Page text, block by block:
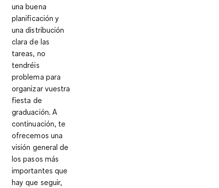
una buena
planificación y
una distribución
clara de las
tareas, no
tendréis
problema para
organizar vuestra
fiesta de
graduación. A
continuación, te
ofrecemos una
visión general de
los pasos más
importantes que
hay que seguir,